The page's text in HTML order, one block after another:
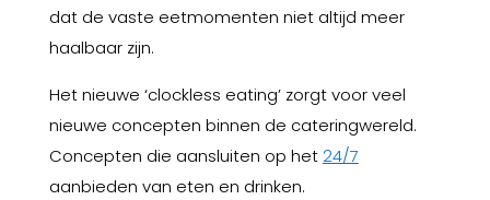
dat de vaste eetmomenten niet altijd meer
haalbaar zijn.
Het nieuwe ‘clockless eating’ zorgt voor veel
nieuwe concepten binnen de cateringwereld.
Concepten die aansluiten op het24/7
aanbieden van eten en drinken.